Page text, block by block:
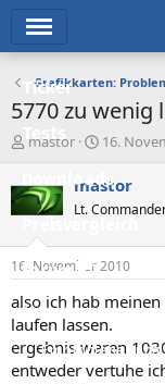
Ticker
Tests
Downloads
Forum
Aktuelles
Empfohlene
Grafikkarten:
5770 zu wenig
E
t
e
e
r
mastor
E
s
e
l
t
a
16.
mastor
Lt.
16. November 2010
also ich hab
laufen lassen.
ergebnis waren
entweder vertuhe